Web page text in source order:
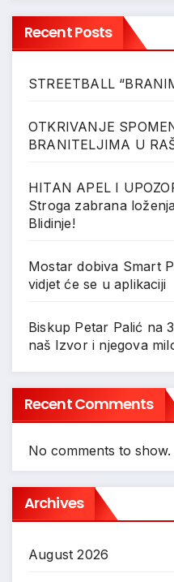
Recent Posts
STREETBALL
OTKRIVANJE
BRANITELJIMA U
HITAN APEL I
Stroga zabrana
Blidinje!
Mostar dobiva Smart
vidjet će se u aplikaciji
Biskup Petar Palić na
naš Izvor i njegova
Recent Comments
No comments to show.
Archives
August 2026